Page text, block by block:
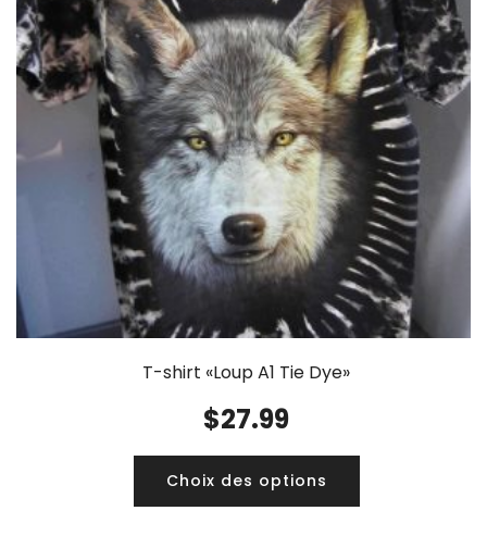
T-shirt «Loup A1 Tie Dye»
$27.99
Choix des options